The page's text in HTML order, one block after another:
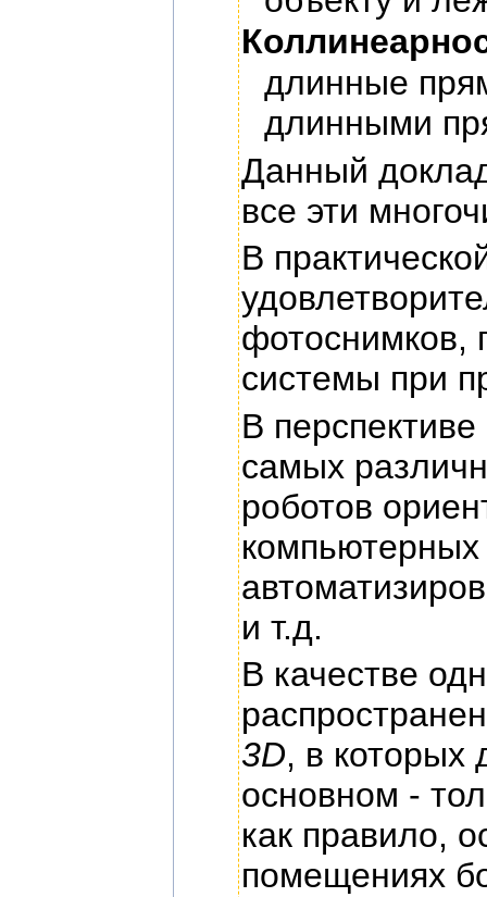
длинные
длинными
Данный
все эти
В
фотоснимков,
системы при
В
самых
роботов
и т.д.
В качестве
3D, в которых
основном -
как правило,
помещениях